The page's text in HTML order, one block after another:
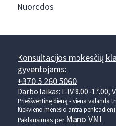
Nuorodos
Konsultacijos mokesčių
gyventojams:
+370 5 260 5060
Darbo laikas: I-IV 8.00-17.00,
Prieššventinę dieną - viena valanda
Kiekvieno mėnesio antrą penktadienį
Paklausimas per Mano VMI